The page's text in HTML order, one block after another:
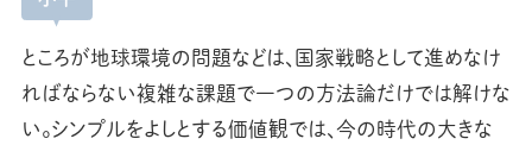
ところが地球環境の問題などは、国家戦略として進めなけ
ればならない複雑な課題で一つの方法論だけでは解けな
い。シンプルをよしとする価値観では、今の時代の大きな